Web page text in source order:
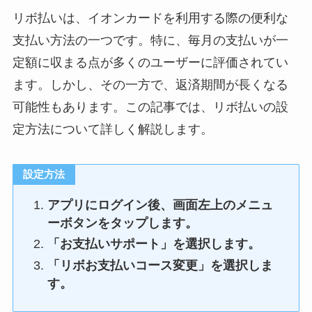
リボ払いは、イオンカードを利用する際の便利な
支払い方法の一つです。特に、毎月の支払いが一
定額に収まる点が多くのユーザーに評価されてい
ます。しかし、その一方で、返済期間が長くなる
可能性もあります。この記事では、リボ払いの設
定方法について詳しく解説します。
設定方法
アプリにログイン後、画面左上のメニュ
ーボタンをタップします。
「お支払いサポート」を選択します。
「リボお支払いコース変更」を選択しま
す。